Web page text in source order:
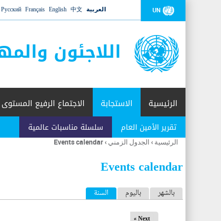
UN العربية 中文
English
Français
Русский
اللاجئون
الرئيسية الاستجابة
تقرير الأمين العام سلسلة مناسبات عالمية
الاجتماع الرفيع المستوى
أنت
هنا
الرئيسية › الجدول الزمني ›
Events calendar
Events calendar
ا بالشهر باليوم السنة (علامة التبويب النشطة)